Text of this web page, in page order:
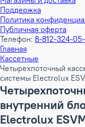
Поддержка
Политика
Публичная оферта
Телефон: 8-812-324-
Главная
Кассетные
Четырехпоточный
системы Electrolux
внутренний
Electrolux